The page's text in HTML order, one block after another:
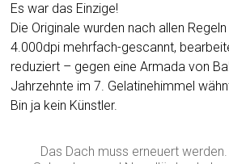
Es war das Einzige!
Die Originale wurden nach allen
4.000dpi mehrfach-gescannt,
reduziert – gegen eine Armada von
Jahrzehnte im 7. Gelatinehimmel
Bin ja kein Künstler.
Das Dach muss erneuert